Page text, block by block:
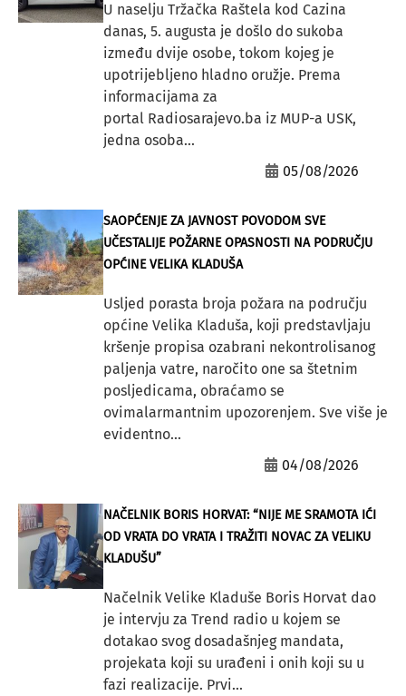
U naselju Tržačka Raštela kod Cazina
danas, 5. augusta je došlo do sukoba
između dvije osobe, tokom kojeg je
upotrijebljeno hladno oružje. Prema
informacijama za
portal Radiosarajevo.ba iz MUP-a USK,
jedna osoba...
05/08/2026
SAOPĆENJE ZA JAVNOST POVODOM SVE
UČESTALIJE POŽARNE OPASNOSTI NA PODRUČJU
OPĆINE VELIKA KLADUŠA
Usljed porasta broja požara na području
općine Velika Kladuša, koji predstavljaju
kršenje propisa ozabrani nekontrolisanog
paljenja vatre, naročito one sa štetnim
posljedicama, obraćamo se
ovimalarmantnim upozorenjem. Sve više je
evidentno...
04/08/2026
NAČELNIK BORIS HORVAT: “NIJE ME SRAMOTA IĆI
OD VRATA DO VRATA I TRAŽITI NOVAC ZA VELIKU
KLADUŠU”
Načelnik Velike Kladuše Boris Horvat dao
je intervju za Trend radio u kojem se
dotakao svog dosadašnjeg mandata,
projekata koji su urađeni i onih koji su u
fazi realizacije. Prvi...